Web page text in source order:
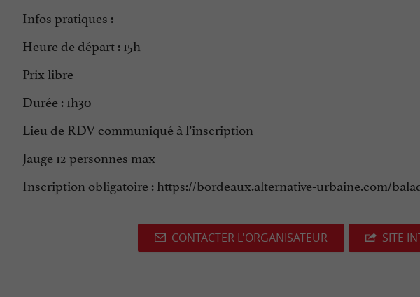
Infos pratiques :
Heure de départ : 15h
Prix libre
Durée : 1h30
Lieu de RDV communiqué à l’inscription
Jauge 12 personnes max
Inscription obligatoire : https://bordeaux.alternative-urbaine.com/
CONTACTER L'ORGANISATEUR SITE